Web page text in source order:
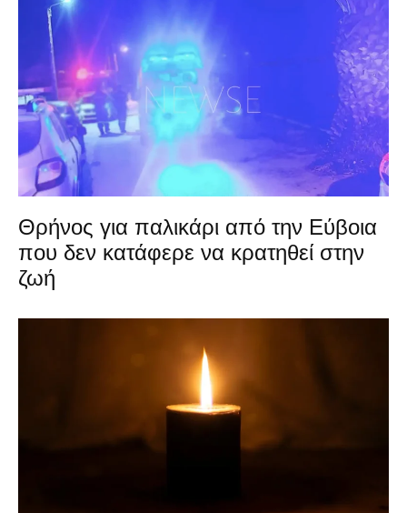
Θρήνος για παλικάρι από την Εύβοια
που δεν κατάφερε να κρατηθεί στην
ζωή